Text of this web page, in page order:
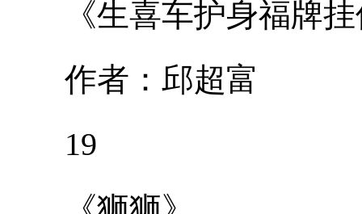
《生喜车护身福牌挂
作者：邱超富
19